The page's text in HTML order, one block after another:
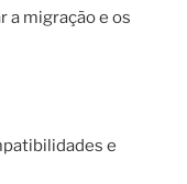
a migração e os
e